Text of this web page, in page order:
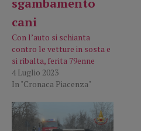
Con l’auto si schianta
contro le vetture in sosta e
si ribalta, ferita 79enne
4 Luglio 2023
In "Cronaca Piacenza"